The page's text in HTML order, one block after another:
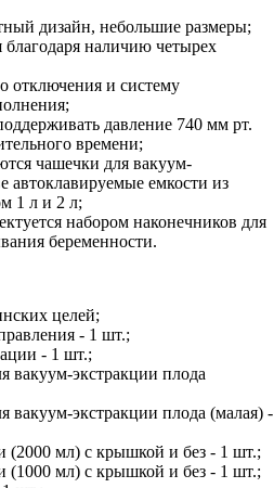
дизайн, небольшие размеры;
наличию четырех
отключения и систему
давление 740 мм рт.
времени;
чашечки для вакуум-
автоклавируемые емкости из
1 л и 2 л;
набором наконечников для
беременности.
целей;
- 1 шт.;
- 1 шт.;
вакуум-экстракции плода
вакуум-экстракции плода (малая) -
(2000 мл) с крышкой и без - 1 шт.;
(1000 мл) с крышкой и без - 1 шт.;